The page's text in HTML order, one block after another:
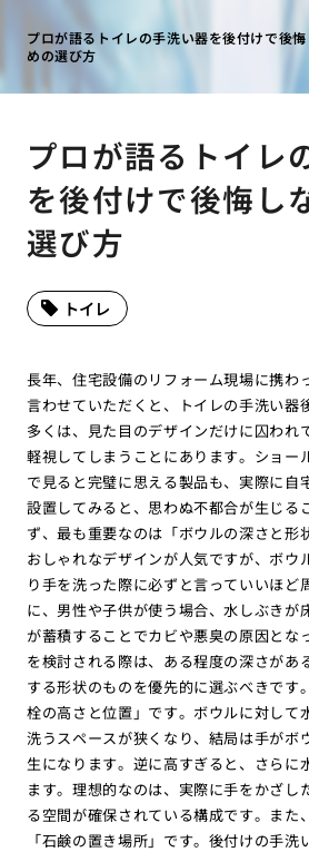
プロが語るトイレの手洗い器を後付けで後
めの選び方
プロが語るトイレ
を後付けで後悔し
選び方
トイレ
長年、住宅設備のリフォーム現場に携わ
言わせていただくと、トイレの手洗い器
多くは、見た目のデザインだけに囚われ
軽視してしまうことにあります。ショー
で見ると完璧に思える製品も、実際に自
設置してみると、思わぬ不都合が生じる
ず、最も重要なのは「ボウルの深さと形
おしゃれなデザインが人気ですが、ボウ
り手を洗った際に必ずと言っていいほど
に、男性や子供が使う場合、水しぶきが
が蓄積することでカビや悪臭の原因とな
を検討される際は、ある程度の深さがあ
する形状のものを優先的に選ぶべきです
栓の高さと位置」です。ボウルに対して
洗うスペースが狭くなり、結局は手がボ
生になります。逆に高すぎると、さらに
ます。理想的なのは、実際に手をかざし
る空間が確保されている構成です。また
「石鹸の置き場所」です。後付けの手洗